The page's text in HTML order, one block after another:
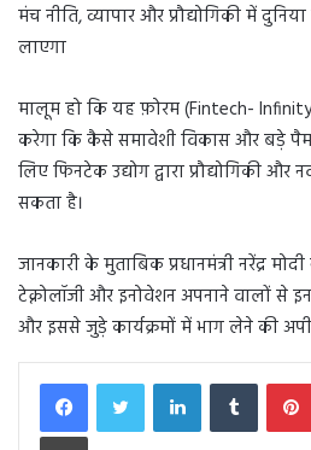
मंच नीति, व्यापार और प्रौद्योगिकी में
लाएगा
मालूम हो कि यह फ़ोरम (Fintech-
करेगा कि कैसे समावेशी विकास और बड़े
लिए फिनटेक उद्योग द्वारा प्रौद्योगिकी और
सकता है।
जानकारी के मुताबिक प्रधानमंत्री नरेंद्र
टेक्नोलॉजी और इनोवेशन अपनाने वालों से
और इससे जुड़े कार्यक्रमों में भाग लेने की
LinkedInTumblr
Print